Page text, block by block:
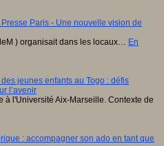
Paris - Une nouvelle vision de
) organisait dans les locaux… En
jeunes enfants au Togo : défis
l’avenir
à l'Université Aix-Marseille. Contexte de
: accompagner son ado en tant que